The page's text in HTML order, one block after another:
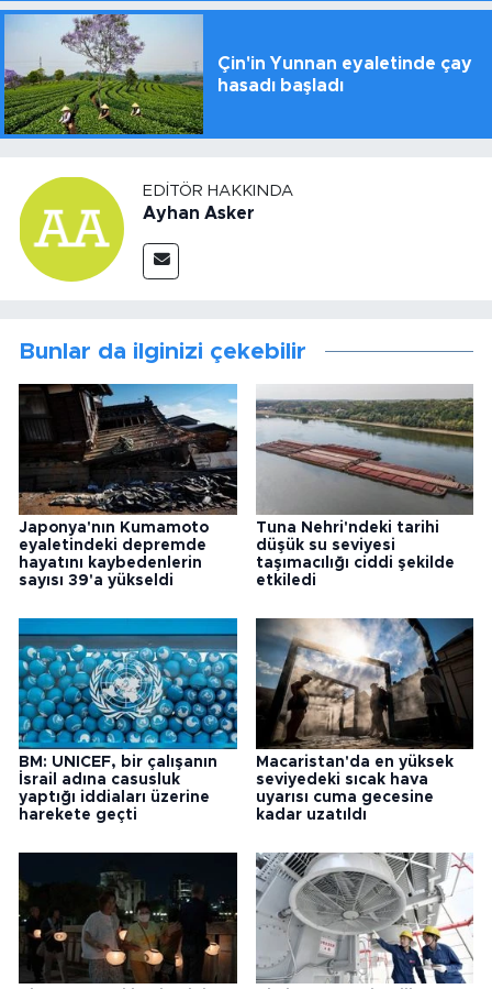
Çin'in Yunnan eyaletinde çay
hasadı başladı
EDITÖR HAKKINDA
Ayhan Asker
Bunlar da ilginizi çekebilir
Japonya'nın Kumamoto
eyaletindeki depremde
hayatını kaybedenlerin
sayısı 39'a yükseldi
Tuna Nehri'ndeki tarihi
düşük su seviyesi
taşımacılığı ciddi şekilde
etkiledi
BM: UNICEF, bir çalışanın
İsrail adına casusluk
yaptığı iddiaları üzerine
harekete geçti
Macaristan'da en yüksek
seviyedeki sıcak hava
uyarısı cuma gecesine
kadar uzatıldı